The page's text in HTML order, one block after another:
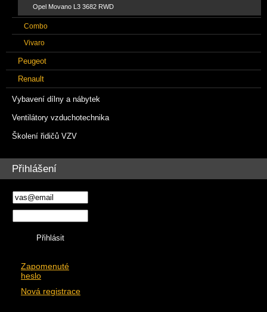
Opel Movano L3 3682 RWD
Combo
Vivaro
Peugeot
Renault
Vybavení dílny a nábytek
Ventilátory vzduchotechnika
Školení řidičů VZV
Přihlášení
Zapomenuté
heslo
Nová registrace